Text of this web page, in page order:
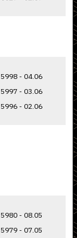
- 04.06
- 03.06
- 02.06
- 08.05
- 07.05